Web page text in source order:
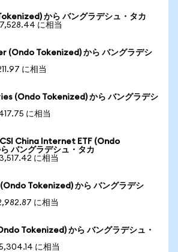
から バングラデシュ・タカ
に相当
(Ondo Tokenized) から バングラデシ
に相当
(Ondo Tokenized) から バングラデシ
に相当
China Internet ETF (Ondo
バングラデシュ・タカ
に相当
Tokenized) から バングラデシ
に相当
Tokenized) から バングラデシュ・
に相当